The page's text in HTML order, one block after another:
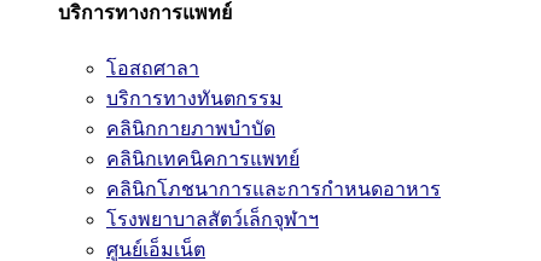
บริการทางการแพทย์
โอสถศาลา
บริการทางทันตกรรม
คลินิกกายภาพบำบัด
คลินิกเทคนิคการแพทย์
คลินิกโภชนาการและการกำหนดอาหาร
โรงพยาบาลสัตว์เล็กจุฬาฯ
ศูนย์เอ็มเน็ต